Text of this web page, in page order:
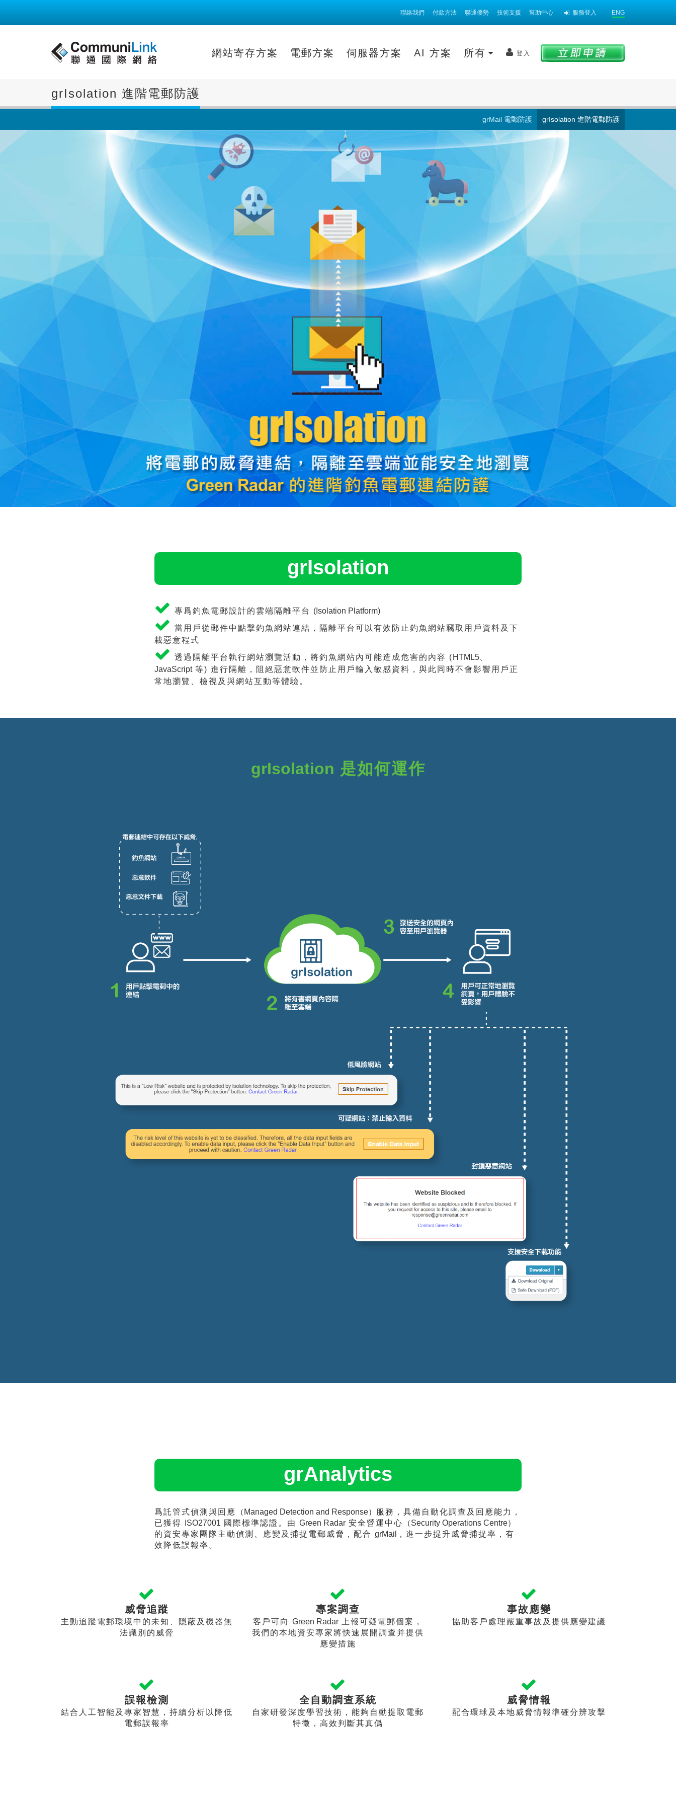
聯絡我們 付款方法 聯通優勢 技術支援 幫助中心 服務登入 ENG
網站寄存方案 電郵方案 伺服器方案 AI 方案 所有 登入
grIsolation 進階電郵防護
grIsolation 進階電郵防護
grMail 電郵防護
grIsolation
專爲釣魚電郵設計的雲端隔離平台 (Isolation Platform)
當用戶從郵件中點擊釣魚網站連結，隔離平台可以有效防止釣魚網站竊取用戶資料及下
載惡意程式
透過隔離平台執行網站瀏覽活動，將釣魚網站內可能造成危害的內容 ( HTML5、
JavaScript等) 進行隔離，阻絕惡意軟件並防止用戶輸入敏感資料，與此同時不會影響用戶正
常地瀏覽、檢視及與網站互動等體驗。
grIsolation 是如何運作
grAnalytics
爲託管式偵測與回應 （Managed Detection and Response）
服務，具備自動化調查及回應能力，
已獲得
ISO27001 國際標準認證。由 Green Radar 安全營運中心
（Security Operations Centre）
的資安專家團隊主動偵測、應變及捕捉電郵威脅，配合 grMail
，進一步提升威脅捕捉率，有
效降低誤報率。
威脅追蹤
主動追蹤電郵環境中的未知、隱蔽及機器無
法識別的威脅
專案調查
客戶可向 Green Radar 上報可疑電郵個案，
我們的本地資安專家將快速展開調查并提供
應變措施
事故應變
協助客戶處理嚴重事故及提供應變建議
誤報檢測
結合人工智能及專家智慧，持續分析以降低
電郵誤報率
全自動調查系統
自家研發深度學習技術，能夠自動提取電郵
特徵，高效判斷其真僞
威脅情報
配合環球及本地威脅情報準確分辨攻擊